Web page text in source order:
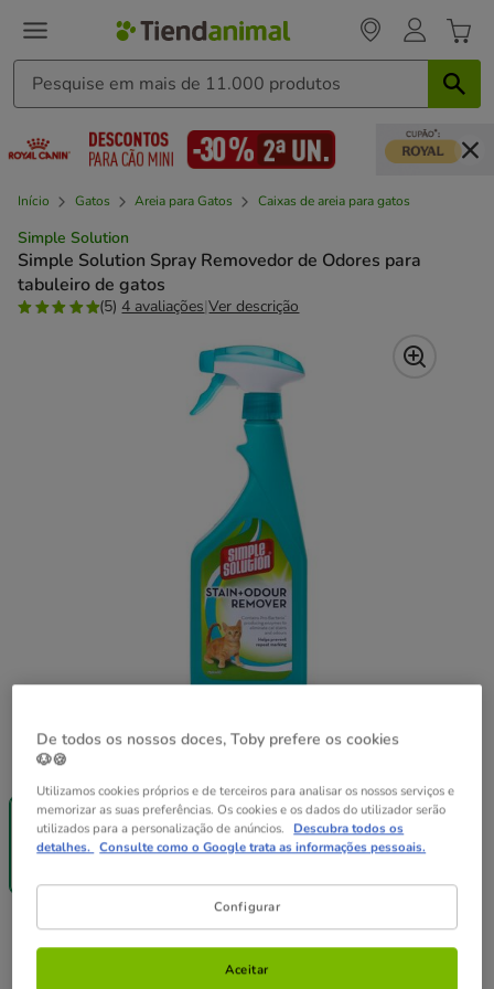
Início Gatos Areia para Gatos Caixas de areia para gatos
Simple Solution
Simple Solution Spray Removedor de Odores para
tabuleiro de gatos
(5) 4 avaliações|Ver descrição
Formato:
500 ml
Entrega
Grátis
9.99€
Preço 9.99€, 19.98 EUR por l
9.99€ (19.98€ / l)
De todos os nossos doces, Toby prefere os cookies
🐶🍪
Utilizamos cookies próprios e de terceiros para analisar os nossos serviços e
memorizar as suas preferências. Os cookies e os dados do utilizador serão
utilizados para a personalização de anúncios. Descubra todos os
detalhes. Consulte como o Google trata as informações pessoais.
Configurar
Aceitar